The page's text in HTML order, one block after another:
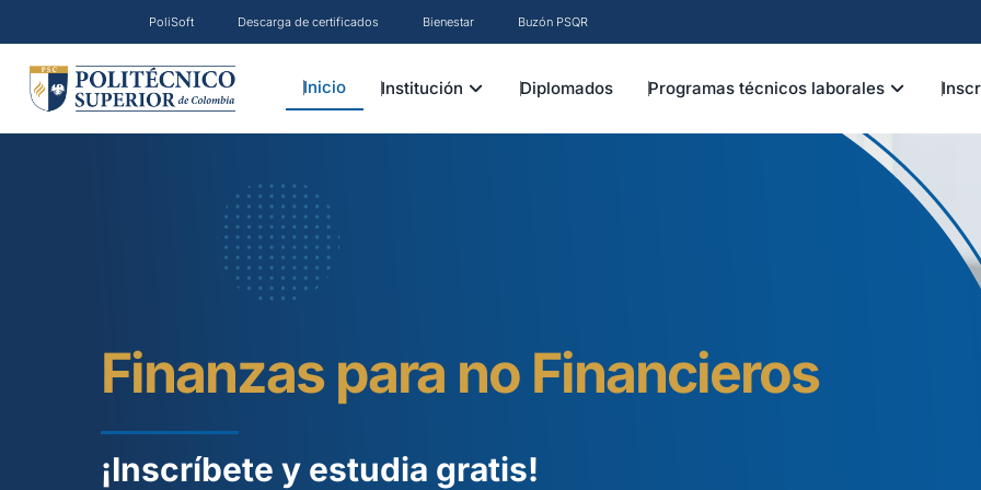
al
contenido
PoliSoft Descarga de certificados Bienestar Buzón PSQR
Inicio Institución OPEN INSTITUCIÓN
Diplomados Programas técnicos laborales OPEN
Finanzas para no Financieros
¡Inscríbete y estudia gratis!